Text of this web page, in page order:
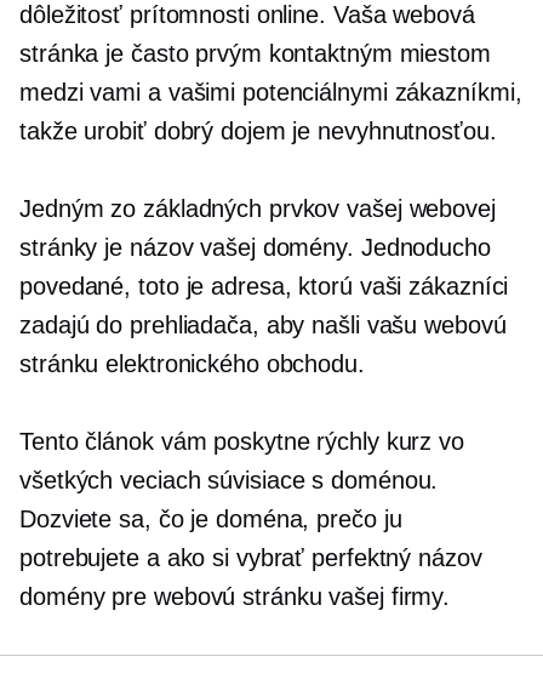
dôležitosť prítomnosti online. Vaša webová
stránka je často prvým kontaktným miestom
medzi vami a vašimi potenciálnymi zákazníkmi,
takže urobiť dobrý dojem je nevyhnutnosťou.
Jedným zo základných prvkov vašej webovej
stránky je názov vašej domény. Jednoducho
povedané, toto je adresa, ktorú vaši zákazníci
zadajú do prehliadača, aby našli vašu webovú
stránku elektronického obchodu.
Tento článok vám poskytne rýchly kurz vo
všetkých veciachsúvisiace s doménou.
Dozviete sa, čo je doména, prečo ju
potrebujete a ako si vybrať perfektný názov
domény pre webovú stránku vašej firmy.